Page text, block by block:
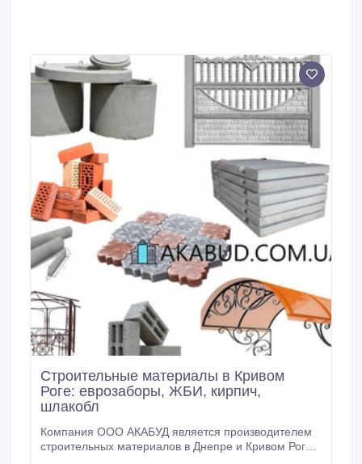
Строительные материалы в Кривом
Роге: еврозаборы, ЖБИ, кирпич,
шлакобл
Компания ООО АКАБУД является производителем
строительных материалов в Днепре и Кривом Роге